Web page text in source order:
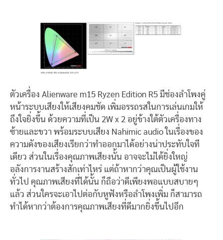
ตัวเครื่อง Alienware m15 Ryzen Edition R5 มีช่องลำโพงคู่
หน้าระบบเสียงให้เสียงคมชัด เพิ่มอรรถรสในการเล่นเกมให้
ถึงใจยิ่งขึ้น ด้วยความที่เป็น 2W x 2 อยู่ข้างใต้ตัวเครื่องทาง
ซ้ายและขวา พร้อมระบบเสียง Nahimic audio ในเรื่องของ
ความดังของเสียงเรียกว่าทำออกมาได้อย่างน่าประทับใจที
เดียว ส่วนในเรื่องคุณภาพเสียงนั้น อาจจะไม่ได้ยิ่งใหญ่
อลังการงานสร้างสักเท่าไหร่ แต่ถ้าหากว่าคุณเป็นผู้ใช้งาน
ทั่วไป คุณภาพเสียงที่ได้นั้น ก็ถือว่าดีเพียงพอแบบสบายๆ
แล้ว ส่วนใครจะเอาไปต่อกับหูฟังหรือลำโพงเพิ่ม ก็สามารถ
ทำได้หากว่าต้องการคุณภาพเสียงที่ดีมากยิ่งขึ้นไปอีก